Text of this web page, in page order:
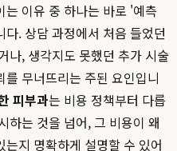
이유 중 하나는 바로 '예측
. 상담 과정에서 처음 들었던
나, 생각지도 못했던 추가 시술
무너뜨리는 주된 요인입니
피부과는 비용 정책부터 다릅
하는 것을 넘어, 그 비용이 왜
지 명확하게 설명할 수 있어